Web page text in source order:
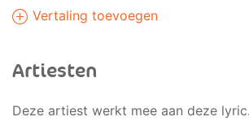
Vertaling toevoegen
Artiesten
Deze artiest werkt mee aan deze